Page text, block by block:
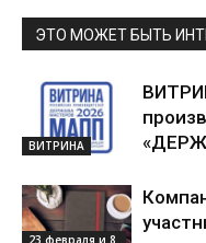
ЭТО МОЖЕТ БЫТЬ
ВИТРИНА
23 февраля и 8